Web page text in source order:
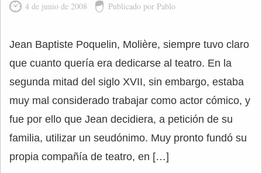
4 de junio de 2008 Publicado por Pablo
Jean Baptiste Poquelin, Molière, siempre tuvo claro
que cuanto quería era dedicarse al teatro. En la
segunda mitad del siglo XVII, sin embargo, estaba
muy mal considerado trabajar como actor cómico, y
fue por ello que Jean decidiera, a petición de su
familia, utilizar un seudónimo. Muy pronto fundó su
propia compañía de teatro, en […]